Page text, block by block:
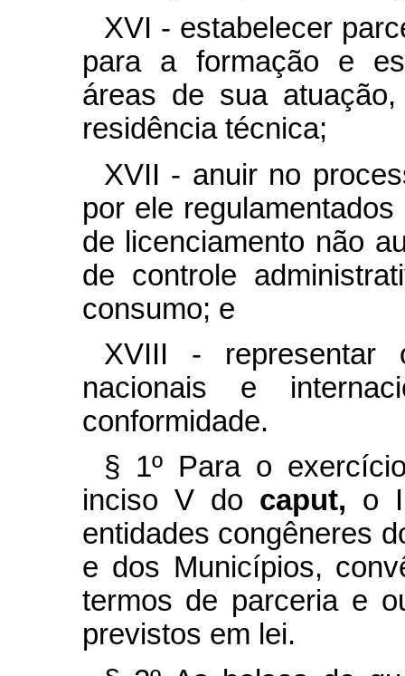
XVI - estabelecer
para a formação e
áreas de sua
residência técnica;
XVII - anuir no
por ele
de licenciamento não
de controle
consumo; e
XVIII - representar
nacionais e
conformidade.
§ 1º Para o
inciso V do caput, o
entidades congêneres
e dos Municípios,
termos de parceria e
previstos em lei.